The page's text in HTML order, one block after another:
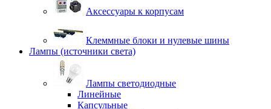
Аксессуары к корпусам
Клеммные блоки и нулевые шины
Лампы (источники света)
Лампы светодиодные
Линейные
Капсульные